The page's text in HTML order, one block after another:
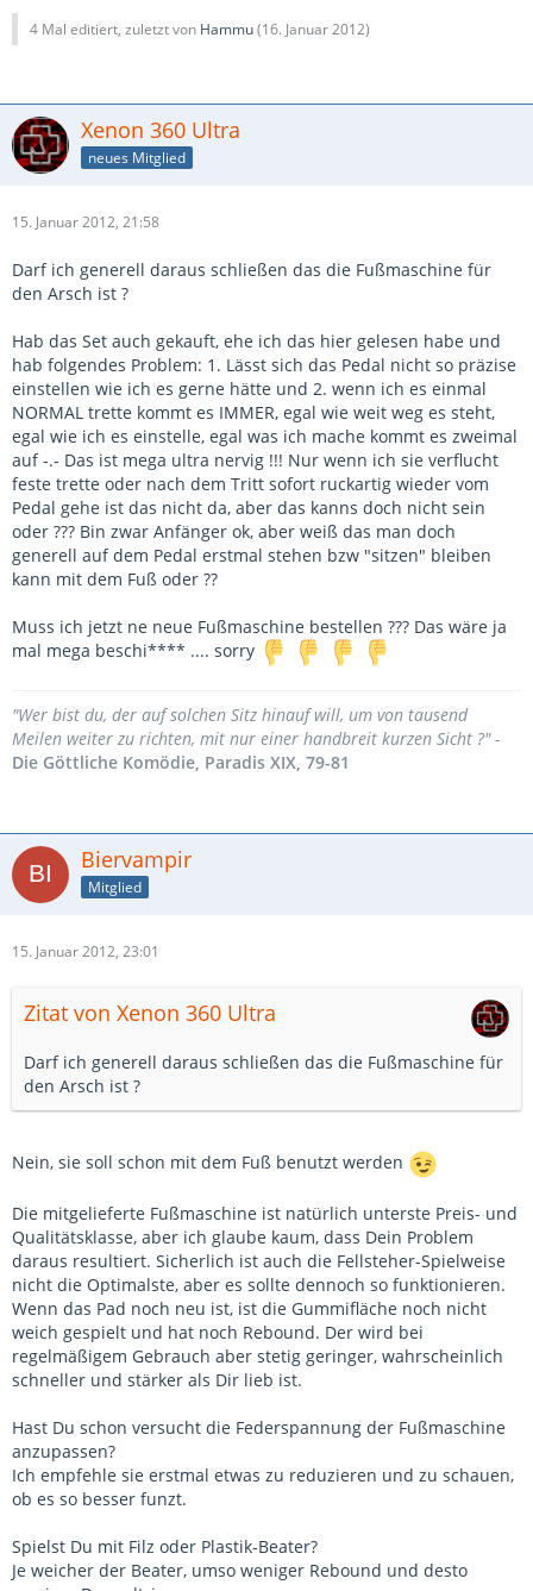
4 Mal editiert, zuletzt von Hammu(16. Januar 2012)
Xenon 360 Ultra
neues Mitglied
15. Januar 2012, 21:58
Darf ich generell daraus schließen das die Fußmaschine für
den Arsch ist ?
Hab das Set auch gekauft, ehe ich das hier gelesen habe und
hab folgendes Problem: 1. Lässt sich das Pedal nicht so präzise
einstellen wie ich es gerne hätte und 2. wenn ich es einmal
NORMAL trette kommt es IMMER, egal wie weit weg es steht,
egal wie ich es einstelle, egal was ich mache kommt es zweimal
auf -.- Das ist mega ultra nervig !!! Nur wenn ich sie verflucht
feste trette oder nach dem Tritt sofort ruckartig wieder vom
Pedal gehe ist das nicht da, aber das kanns doch nicht sein
oder ??? Bin zwar Anfänger ok, aber weiß das man doch
generell auf dem Pedal erstmal stehen bzw "sitzen" bleiben
kann mit dem Fuß oder ??
Muss ich jetzt ne neue Fußmaschine bestellen ??? Das wäre ja
mal mega beschi**** .... sorry
"Wer bist du, der auf solchen Sitz hinauf will, um von tausend
Meilen weiter zu richten, mit nur einer handbreit kurzen Sicht ?" -
Die Göttliche Komödie, Paradis XIX, 79-81
Biervampir
Mitglied
15. Januar 2012, 23:01
Zitat von Xenon 360 Ultra
Darf ich generell daraus schließen das die Fußmaschine für
den Arsch ist ?
Nein, sie soll schon mit dem Fuß benutzt werden
Die mitgelieferte Fußmaschine ist natürlich unterste Preis- und
Qualitätsklasse, aber ich glaube kaum, dass Dein Problem
daraus resultiert. Sicherlich ist auch die Fellsteher-Spielweise
nicht die Optimalste, aber es sollte dennoch so funktionieren.
Wenn das Pad noch neu ist, ist die Gummifläche noch nicht
weich gespielt und hat noch Rebound. Der wird bei
regelmäßigem Gebrauch aber stetig geringer, wahrscheinlich
schneller und stärker als Dir lieb ist.
Hast Du schon versucht die Federspannung der Fußmaschine
anzupassen?
Ich empfehle sie erstmal etwas zu reduzieren und zu schauen,
ob es so besser funzt.
Spielst Du mit Filz oder Plastik-Beater?
Je weicher der Beater, umso weniger Rebound und desto